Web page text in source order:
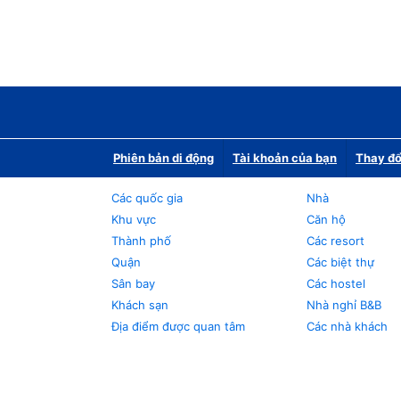
Phiên bản di động Tài khoản của bạn Thay
Các quốc gia
Khu vực
Thành phố
Quận
Sân bay
Khách sạn
Địa điểm được quan tâm
Nhà
Căn hộ
Các resort
Các biệt thự
Các hostel
Nhà nghỉ B&B
Các nhà khách